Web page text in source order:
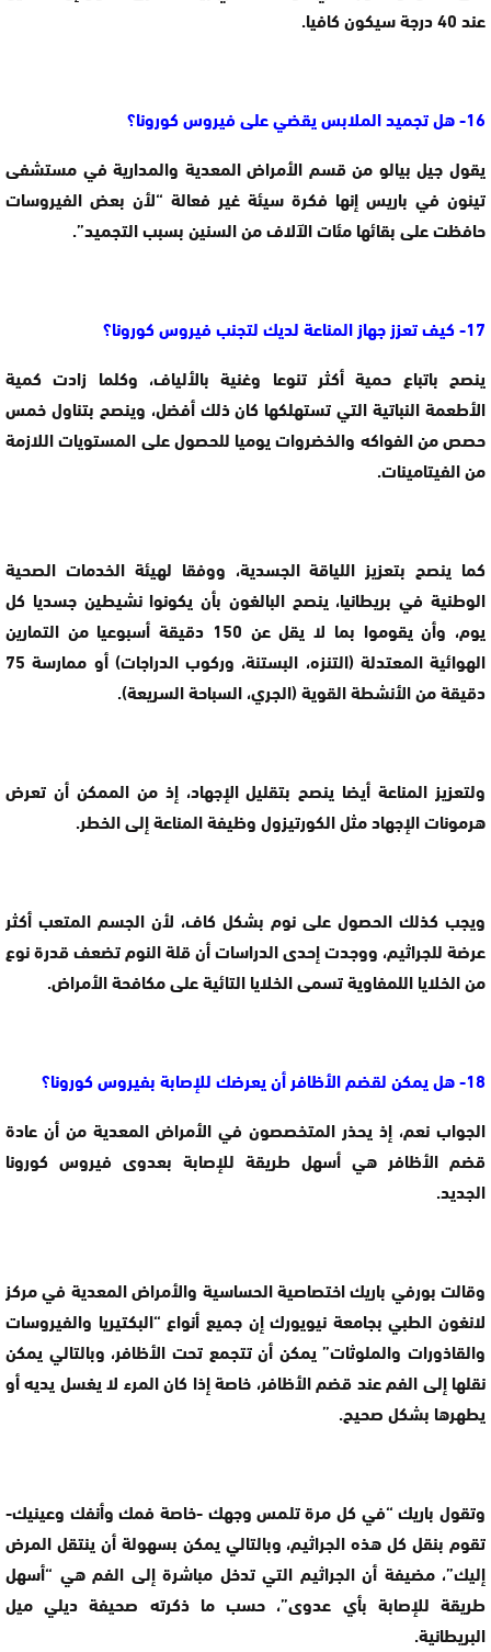
عند 40 درجة سيكون كافيا.
16- هل تجميد الملابس يقضي على فيروس كورونا؟
يقول جيل بيالو من قسم الأمراض المعدية والمدارية في مستشفى
تينون في باريس إنها فكرة سيئة غير فعالة “لأن بعض الفيروسات
حافظت على بقائها مئات الآلاف من السنين بسبب التجميد”.
17- كيف تعزز جهاز المناعة لديك لتجنب فيروس كورونا؟
ينصح باتباع حمية أكثر تنوعا وغنية بالألياف، وكلما زادت كمية
الأطعمة النباتية التي تستهلكها كان ذلك أفضل، وينصح بتناول خمس
حصص من الفواكه والخضروات يوميا للحصول على المستويات اللازمة
من الفيتامينات.
كما ينصح بتعزيز اللياقة الجسدية، ووفقا لهيئة الخدمات الصحية
الوطنية في بريطانيا، ينصح البالغون بأن يكونوا نشيطين جسديا كل
يوم، وأن يقوموا بما لا يقل عن 150 دقيقة أسبوعيا من التمارين
الهوائية المعتدلة (التنزه، البستنة، وركوب الدراجات) أو ممارسة 75
دقيقة من الأنشطة القوية (الجري، السباحة السريعة).
ولتعزيز المناعة أيضا ينصح بتقليل الإجهاد، إذ من الممكن أن تعرض
هرمونات الإجهاد مثل الكورتيزول وظيفة المناعة إلى الخطر.
ويجب كذلك الحصول على نوم بشكل كاف، لأن الجسم المتعب أكثر
عرضة للجراثيم، ووجدت إحدى الدراسات أن قلة النوم تضعف قدرة نوع
من الخلايا اللمفاوية تسمى الخلايا التائية على مكافحة الأمراض.
18- هل يمكن لقضم الأظافر أن يعرضك للإصابة بفيروس كورونا؟
الجواب نعم، إذ يحذر المتخصصون في الأمراض المعدية من أن عادة
قضم الأظافر هي أسهل طريقة للإصابة بعدوى فيروس كورونا
الجديد.
وقالت بورفي باريك اختصاصية الحساسية والأمراض المعدية في مركز
لانغون الطبي بجامعة نيويورك إن جميع أنواع “البكتيريا والفيروسات
والقاذورات والملوثات” يمكن أن تتجمع تحت الأظافر، وبالتالي يمكن
نقلها إلى الفم عند قضم الأظافر، خاصة إذا كان المرء لا يغسل يديه أو
يطهرها بشكل صحيح.
وتقول باريك “في كل مرة تلمس وجهك -خاصة فمك وأنفك وعينيك-
تقوم بنقل كل هذه الجراثيم، وبالتالي يمكن بسهولة أن ينتقل المرض
إليك”، مضيفة أن الجراثيم التي تدخل مباشرة إلى الفم هي “أسهل
طريقة للإصابة بأي عدوى”، حسب ما ذكرته صحيفة ديلي ميل
البريطانية.